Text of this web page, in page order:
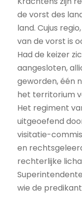
de vorst des
land. Cujus
van de vorst is
Had de keizer
aangesloten,
geworden, één
het territorium
Het regiment
uitgeoefend
visitatie-
en
rechterlijke
wie de